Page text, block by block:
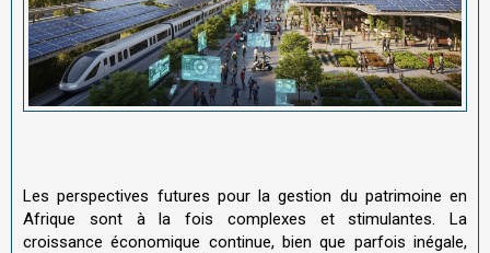
Les perspectives futures pour la gestion du patrimoine en
Afrique sont à la fois complexes et stimulantes. La
croissance économique continue, bien que parfois inégale,